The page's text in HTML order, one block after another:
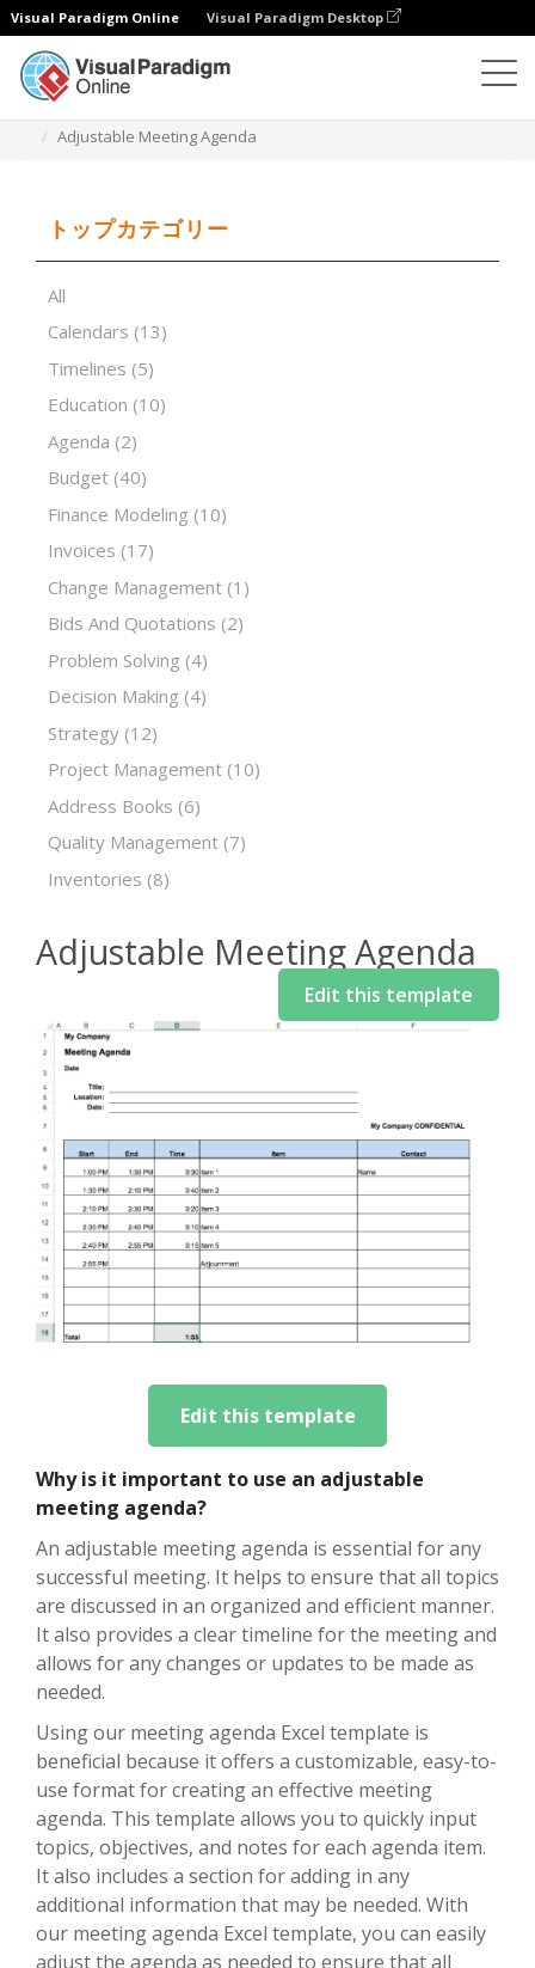
Visual Paradigm Online Visual Paradigm Desktop
Adjustable Meeting Agenda
トップカテゴリー
All
Calendars (13)
Timelines (5)
Education (10)
Agenda (2)
Budget (40)
Finance Modeling (10)
Invoices (17)
Change Management (1)
Bids And Quotations (2)
Problem Solving (4)
Decision Making (4)
Strategy (12)
Project Management (10)
Address Books (6)
Quality Management (7)
Inventories (8)
Adjustable Meeting Agenda
Edit this template
Edit this template
Why is it important to use an adjustable
meeting agenda?
An adjustable meeting agenda is essential for any
successful meeting. It helps to ensure that all topics
are discussed in an organized and efficient manner.
It also provides a clear timeline for the meeting and
allows for any changes or updates to be made as
needed.
Using our meeting agenda Excel template is
beneficial because it offers a customizable, easy-to-
use format for creating an effective meeting
agenda. This template allows you to quickly input
topics, objectives, and notes for each agenda item.
It also includes a section for adding in any
additional information that may be needed. With
our meeting agenda Excel template, you can easily
adjust the agenda as needed to ensure that all